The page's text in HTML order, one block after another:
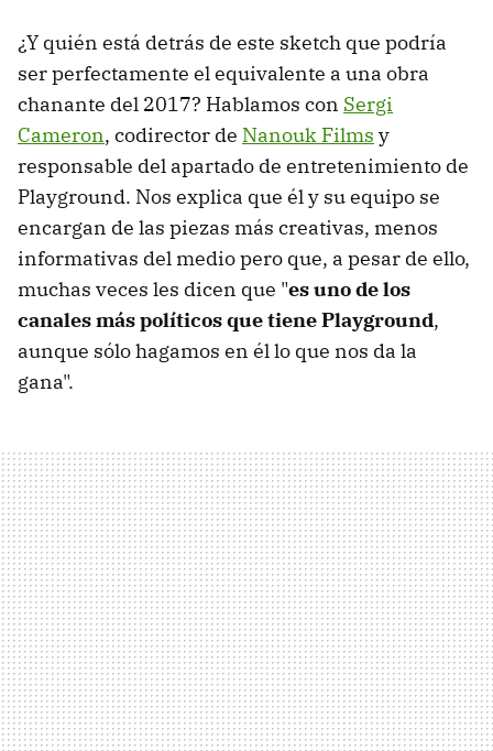
¿Y quién está detrás de este sketch que podría
ser perfectamente el equivalente a una obra
chanante del 2017? Hablamos con Sergi
Cameron, codirector de Nanouk Films y
responsable del apartado de entretenimiento de
Playground. Nos explica que él y su equipo se
encargan de las piezas más creativas, menos
informativas del medio pero que, a pesar de ello,
muchas veces les dicen que "es uno de los
canales más políticos que tiene Playground,
aunque sólo hagamos en él lo que nos da la
gana".